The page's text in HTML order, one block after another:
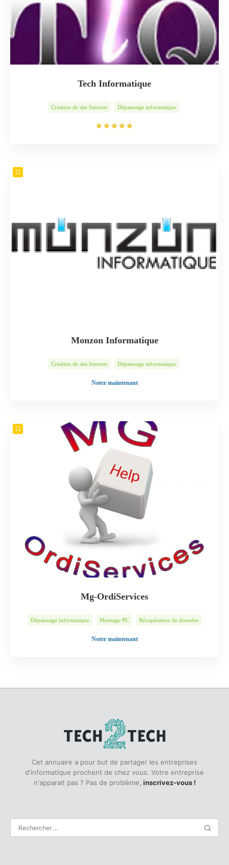
Tech Informatique
Création de site Internet Dépannage informatique
Monzon Informatique
Création de site Internet Dépannage informatique
Noter maintenant
Mg-OrdiServices
Dépannage informatique Montage PC Récupération de données
Noter maintenant
Cet annuaire a pour but de partager les entreprises
d'informatique prochent de chez vous. Votre entreprise
n'apparait pas ? Pas de problème, inscrivez-vous !